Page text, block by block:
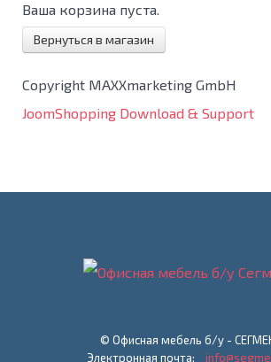
Ваша корзина пуста.
Вернуться в магазин
Copyright MAXXmarketing GmbH
JoomShopping Download & Support
© Офисная мебель б/у -
Электронная почта: